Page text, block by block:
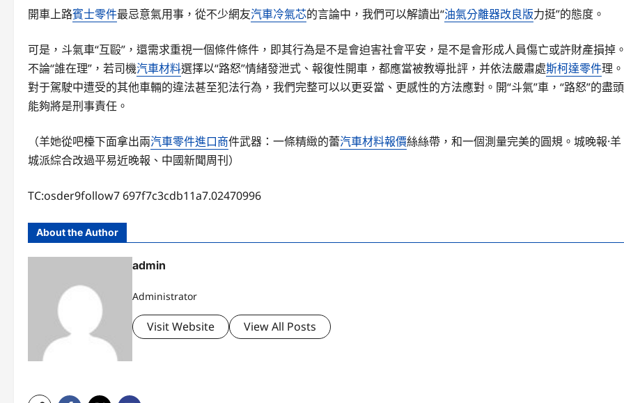
開車上路賓士零件最忌意氣用事，從不少網友汽車冷氣芯的言論中，我們可以解讀出“油氣分離器改良版力挺”的態度。
可是，斗氣車“互毆”，還需求重視一個條件條件，即其行為是不是會迫害社會平安，是不是會形成人員傷亡或許財產損掉
不論“誰在理”，若司機汽車材料選擇以“路怒”情緒發泄式、報復性開車，都應當被教導批評，并依法嚴肅處斯柯達零件理。
對于駕駛中遭受的其他車輛的違法甚至犯法行為，我們完整可以以更妥當、更感性的方法應對。開“斗氣”車，“路怒”的盡頭
能夠將是刑事責任。
（羊她從吧檯下面拿出兩汽車零件進口商件武器：一條精緻的蕾汽車材料報價絲絲帶，和一個測量完美的圓規。城晚報·羊
城派綜合改過平易近晚報、中國新聞周刊）
TC:osder9follow7 697f7c3cdb11a7.02470996
About the Author
admin
Administrator
Visit Website View All Posts